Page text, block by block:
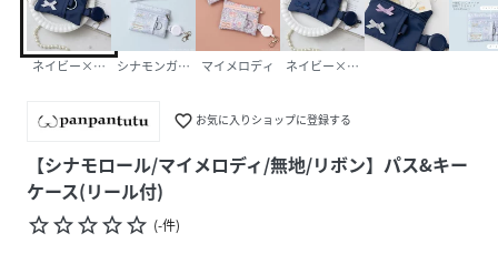
ネイビー×ラベンダーシナモンガーデンマイメロディ ネイビー×ネイビー
favorite_border お気に入りショップに登録する
【シナモロール/マイメロディ/無地/リボン】パス&キー
ケース(リール付)
star_borderstar_borderstar_borderstar_borderstar_border (-件)